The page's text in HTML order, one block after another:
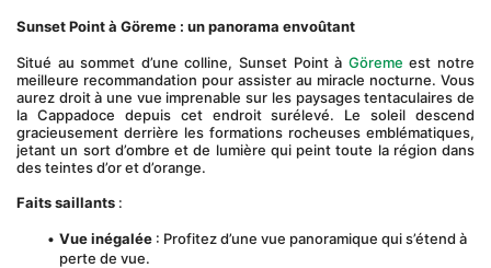
Sunset Point à Göreme : un panorama envoûtant
Situé au sommet d’une colline, Sunset Point à Göreme est notre
meilleure recommandation pour assister au miracle nocturne. Vous
aurez droit à une vue imprenable sur les paysages tentaculaires de
la Cappadoce depuis cet endroit surélevé. Le soleil descend
gracieusement derrière les formations rocheuses emblématiques,
jetant un sort d’ombre et de lumière qui peint toute la région dans
des teintes d’or et d’orange.
Faits saillants :
Vue inégalée : Profitez d’une vue panoramique qui s’étend à
perte de vue.